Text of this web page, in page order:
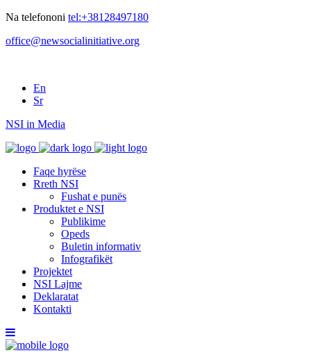
Na telefononi tel:+38128497180
office@newsocialinitiative.org
En
Sr
NSI in Media
Faqe hyrëse
Rreth NSI
Fushat e punës
Produktet e NSI
Publikime
Opeds
Buletin informativ
Infografikët
Projektet
NSI Lajme
Deklaratat
Kontakti